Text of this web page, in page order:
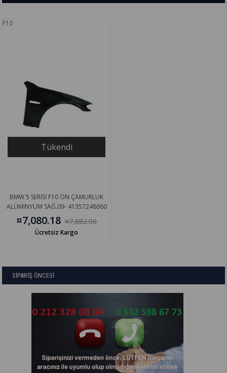
F10
Tükendi
BMW 5 SERİSİ F10 ÖN ÇAMURLUK
ALÜMINYUM SAĞ.09- 41357248660
¤7,080.18 ¤7,882.00
Ücretsiz Kargo
SİPARİŞ ÖNCESİ